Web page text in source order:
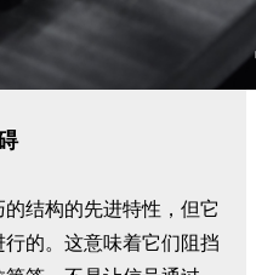
结构的先进特性，但它
的。这意味着它们阻挡